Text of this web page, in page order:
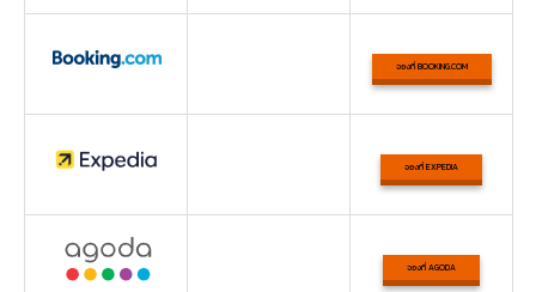
จองที่ BOOKING.COM
จองที่ EXPEDIA
จองที่ AGODA